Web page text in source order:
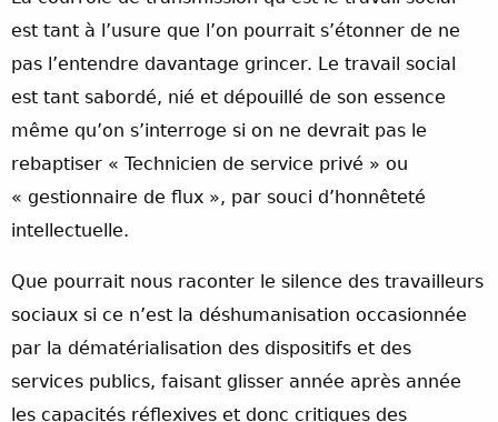
est tant à l’usure que l’on pourrait s’étonner de ne
pas l’entendre davantage grincer. Le travail social
est tant sabordé, nié et dépouillé de son essence
même qu’on s’interroge si on ne devrait pas le
rebaptiser « Technicien de service privé » ou
« gestionnaire de flux », par souci d’honnêteté
intellectuelle.
Que pourrait nous raconter le silence des travailleurs
sociaux si ce n’est la déshumanisation occasionnée
par la dématérialisation des dispositifs et des
services publics, faisant glisser année après année
les capacités réflexives et donc critiques des